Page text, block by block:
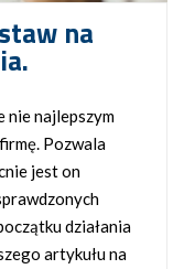
na
nie najlepszym
Pozwala
jest on
działania
artykułu na